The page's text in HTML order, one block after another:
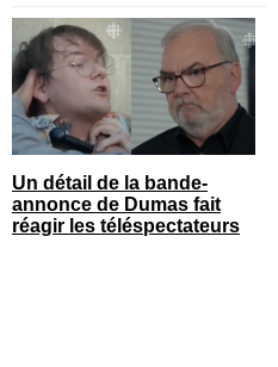
Un détail de la bande-
annonce de Dumas fait
réagir les téléspectateurs